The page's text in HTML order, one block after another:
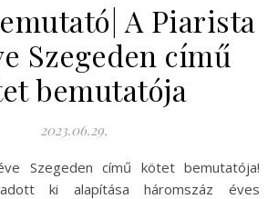
A Piarista
Szegeden című
bemutatója
2023.06.29.
adott ki alapítása háromszáz éves